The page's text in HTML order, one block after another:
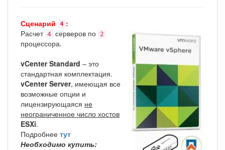
Сценарий 4 :
Расчет 4 серверов по 2
процессора.
vCenter Standard – это
стандартная комплектация.
vCenter Server, имеющая все
возможные опции и
лицензирующаяся не
неограниченное число хостов
ESXi.
Подробнее тут
Необходимо купить: